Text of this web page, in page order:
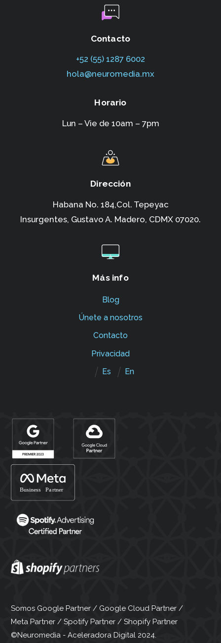
Contacto
+52 (55) 1287 6002‬
hola@neuromedia.mx
Horario
Lun – Vie de 10am – 7pm
Dirección
Habana No. 184,Col. Tepeyac
Insurgentes, Gustavo A. Madero, CDMX 07020.
Más info
Blog
Únete a nosotros
Contacto
Privacidad
Es
En
Somos Google Partner / Google Cloud Partner /
Meta Partner / Spotify Partner / Shopify Partner
©Neuromedia - Aceleradora Digital 2024.